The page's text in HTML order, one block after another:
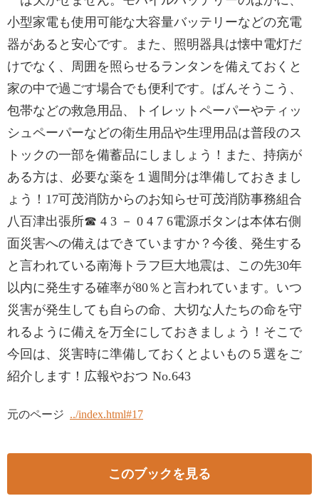
小型家電も使用可能な大容量バッテリーなどの充電
器があると安心です。また、照明器具は懐中電灯だ
けでなく、周囲を照らせるランタンを備えておくと
家の中で過ごす場合でも便利です。ばんそうこう、
包帯などの救急用品、トイレットペーパーやティッ
シュペーパーなどの衛生用品や生理用品は普段のス
トックの一部を備蓄品にしましょう！また、持病が
ある方は、必要な薬を１週間分は準備しておきまし
ょう！17可茂消防からのお知らせ可茂消防事務組合
八百津出張所☎ 4 3 － 0 4 7 6電源ボタンは本体右側
面災害への備えはできていますか？今後、発生する
と言われている南海トラフ巨大地震は、この先30年
以内に発生する確率が80％と言われています。いつ
災害が発生しても自らの命、大切な人たちの命を守
れるように備えを万全にしておきましょう！そこで
今回は、災害時に準備しておくとよいもの５選をご
紹介します！広報やおつ No.643
元のページ ../index.html#17
このブックを見る